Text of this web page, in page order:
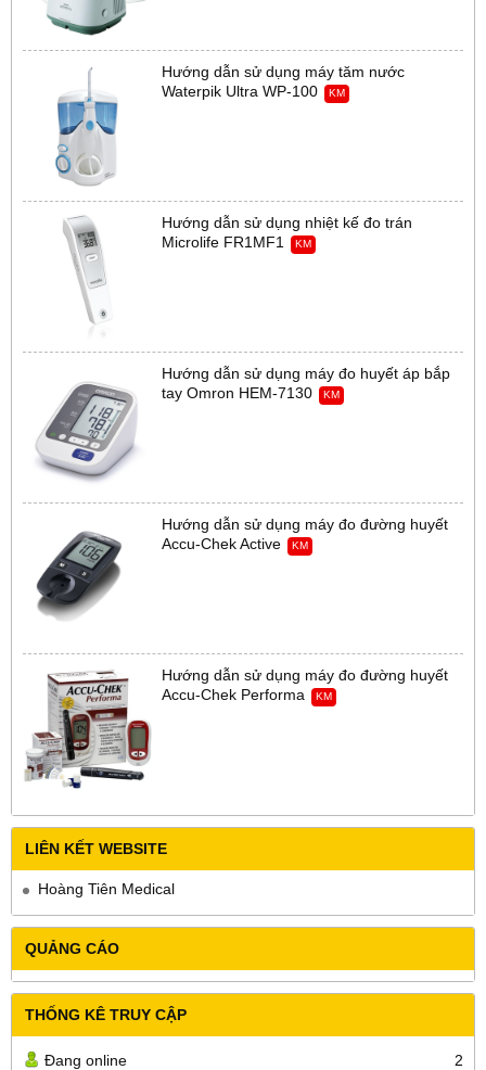
Hướng dẫn sử dụng máy tăm nước
Waterpik Ultra WP-100
KM
Hướng dẫn sử dụng nhiệt kế đo trán
Microlife FR1MF1
KM
Hướng dẫn sử dụng máy đo huyết áp bắp
tay Omron HEM-7130
KM
Hướng dẫn sử dụng máy đo đường huyết
Accu-Chek Active
KM
Hướng dẫn sử dụng máy đo đường huyết
Accu-Chek Performa
KM
LIÊN KẾT WEBSITE
Hoàng Tiên Medical
QUẢNG CÁO
THỐNG KÊ TRUY CẬP
Đang online 2